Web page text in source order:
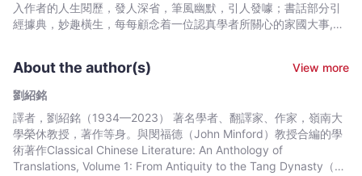
入作者的人生閱歷，發人深省，筆風幽默，引人發噱；書話部分引
經據典，妙趣橫生，每每顧念着一位認真學者所關心的家國大事,道
幽默。
About the author(s)
View more
劉紹銘
譯者，劉紹銘（1934—2023） 著名學者、翻譯家、作家，嶺南大
學榮休教授，著作等身。與閔福德（John Minford）教授合編的學
術著作Classical Chinese Literature: An Anthology of
Translations, Volume 1: From Antiquity to the Tang Dynasty（香